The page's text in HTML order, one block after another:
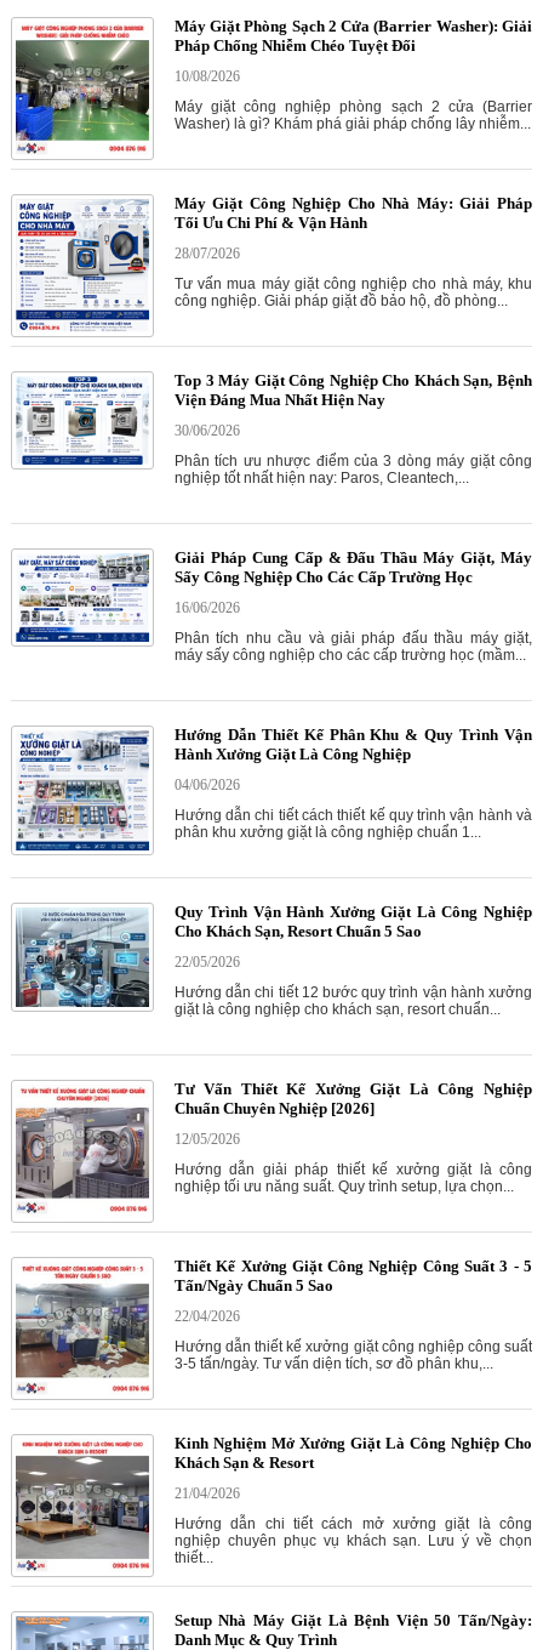
Máy Giặt Phòng Sạch 2 Cửa (Barrier Washer): Giải
Pháp Chống Nhiễm Chéo Tuyệt Đối
10/08/2026
Máy giặt công nghiệp phòng sạch 2 cửa (Barrier
Washer) là gì? Khám phá giải pháp chống lây nhiễm...
Máy Giặt Công Nghiệp Cho Nhà Máy: Giải Pháp
Tối Ưu Chi Phí & Vận Hành
28/07/2026
Tư vấn mua máy giặt công nghiệp cho nhà máy, khu
công nghiệp. Giải pháp giặt đồ bảo hộ, đồ phòng...
Top 3 Máy Giặt Công Nghiệp Cho Khách Sạn, Bệnh
Viện Đáng Mua Nhất Hiện Nay
30/06/2026
Phân tích ưu nhược điểm của 3 dòng máy giặt công
nghiệp tốt nhất hiện nay: Paros, Cleantech,...
Giải Pháp Cung Cấp & Đấu Thầu Máy Giặt, Máy
Sấy Công Nghiệp Cho Các Cấp Trường Học
16/06/2026
Phân tích nhu cầu và giải pháp đấu thầu máy giặt,
máy sấy công nghiệp cho các cấp trường học (mầm...
Hướng Dẫn Thiết Kế Phân Khu & Quy Trình Vận
Hành Xưởng Giặt Là Công Nghiệp
04/06/2026
Hướng dẫn chi tiết cách thiết kế quy trình vận hành và
phân khu xưởng giặt là công nghiệp chuẩn 1...
Quy Trình Vận Hành Xưởng Giặt Là Công Nghiệp
Cho Khách Sạn, Resort Chuẩn 5 Sao
22/05/2026
Hướng dẫn chi tiết 12 bước quy trình vận hành xưởng
giặt là công nghiệp cho khách sạn, resort chuẩn...
Tư Vấn Thiết Kế Xưởng Giặt Là Công Nghiệp
Chuẩn Chuyên Nghiệp [2026]
12/05/2026
Hướng dẫn giải pháp thiết kế xưởng giặt là công
nghiệp tối ưu năng suất. Quy trình setup, lựa chọn...
Thiết Kế Xưởng Giặt Công Nghiệp Công Suất 3 - 5
Tấn/Ngày Chuẩn 5 Sao
22/04/2026
Hướng dẫn thiết kế xưởng giặt công nghiệp công suất
3-5 tấn/ngày. Tư vấn diện tích, sơ đồ phân khu,...
Kinh Nghiệm Mở Xưởng Giặt Là Công Nghiệp Cho
Khách Sạn & Resort
21/04/2026
Hướng dẫn chi tiết cách mở xưởng giặt là công
nghiệp chuyên phục vụ khách sạn. Lưu ý về chọn
thiết...
Setup Nhà Máy Giặt Là Bệnh Viện 50 Tấn/Ngày:
Danh Mục & Quy Trình